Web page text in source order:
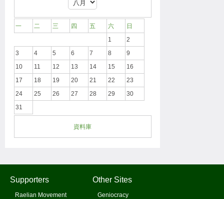
一 二 三 四 五 六
日
1
2
3
4 5 6 7 8
9
10
11 12 13 14 15
16
17
18 19 20 21 22
23
24
25 26 27 28 29
30
31
資料庫
Supporters
Raelian Movement
Other Sites
Geniocracy